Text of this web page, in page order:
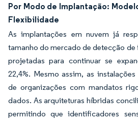
Por Modo de Implantação:
Flexibilidade
As implantações em nuvem já
tamanho do mercado de detecção de
projetadas para continuar se
22,4%. Mesmo assim, as
de organizações com mandatos
dados. As arquiteturas híbridas
permitindo que identificadores